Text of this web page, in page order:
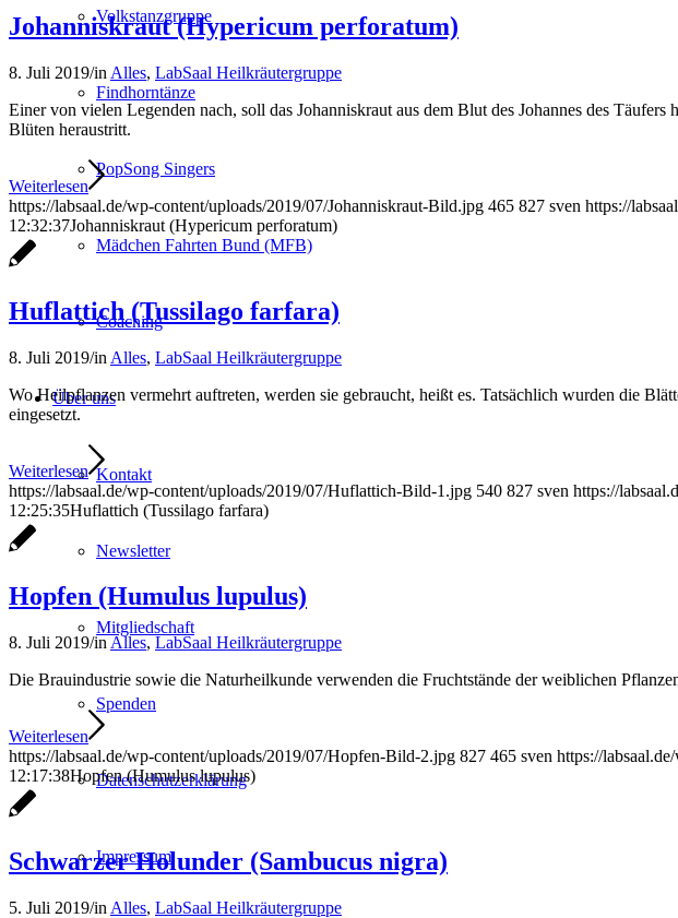
Volkstanzgruppe
Findhorntänze
PopSong Singers
Mädchen Fahrten Bund (MFB)
Coaching
Über uns
Kontakt
Newsletter
Mitgliedschaft
Spenden
Datenschutzerklärung
Impressum
Johanniskraut (Hypericum perforatum)
8. Juli 2019/in Alles, LabSaal Heilkräutergruppe
Einer von vielen Legenden nach, soll das Johanniskraut aus dem Blut des Johannes des
Blüten heraustritt.
Weiterlesen
https://labsaal.de/wp-content/uploads/2019/07/Johanniskraut-Bild.jpg 465 827 sven https://
12:32:37Johanniskraut (Hypericum perforatum)
Huflattich (Tussilago farfara)
8. Juli 2019/in Alles, LabSaal Heilkräutergruppe
Wo Heilpflanzen vermehrt auftreten, werden sie gebraucht, heißt es. Tatsächlich wurden die
eingesetzt.
Weiterlesen
https://labsaal.de/wp-content/uploads/2019/07/Huflattich-Bild-1.jpg 540 827 sven https://
12:25:35Huflattich (Tussilago farfara)
Hopfen (Humulus lupulus)
8. Juli 2019/in Alles, LabSaal Heilkräutergruppe
Die Brauindustrie sowie die Naturheilkunde verwenden die Fruchtstände der weiblichen
Weiterlesen
https://labsaal.de/wp-content/uploads/2019/07/Hopfen-Bild-2.jpg 827 465 sven https://
12:17:38Hopfen (Humulus lupulus)
Schwarzer Holunder (Sambucus nigra)
5. Juli 2019/in Alles, LabSaal Heilkräutergruppe